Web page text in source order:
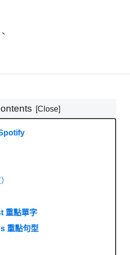
重點單字
重點句型